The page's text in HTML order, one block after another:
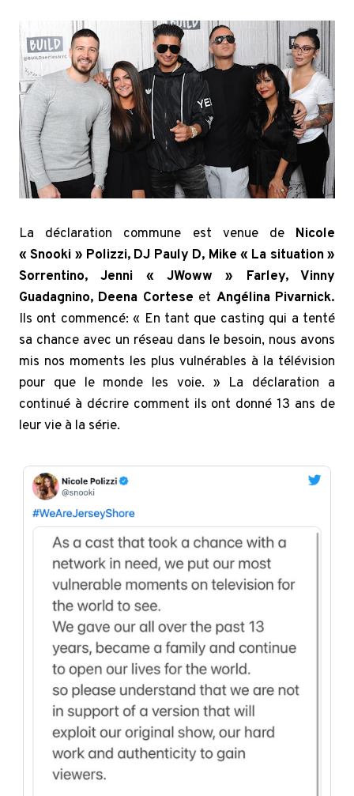
La déclaration commune est venue de Nicole
« Snooki » Polizzi, DJ Pauly D, Mike « La situation »
Sorrentino, Jenni « JWoww » Farley, Vinny
Guadagnino, Deena Cortese et Angélina Pivarnick.
Ils ont commencé: « En tant que casting qui a tenté
sa chance avec un réseau dans le besoin, nous avons
mis nos moments les plus vulnérables à la télévision
pour que le monde les voie. » La déclaration a
continué à décrire comment ils ont donné 13 ans de
leur vie à la série.